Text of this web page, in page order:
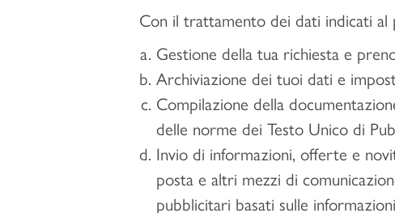
Con il trattamento dei dati indicati al
Gestione della tua richiesta e
Archiviazione dei tuoi dati e
Compilazione della
delle norme dei Testo Unico di
Invio di informazioni, offerte e
posta e altri mezzi di
pubblicitari basati sulle